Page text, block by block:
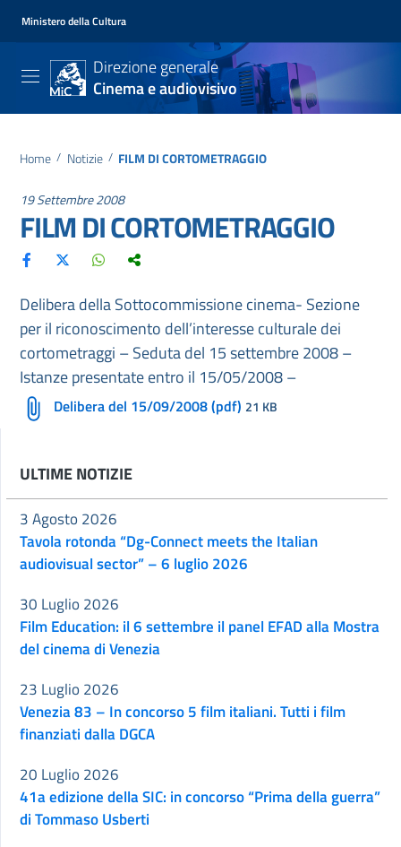
Ministero della Cultura
Direzione generale
Cinema e audiovisivo
Home / Notizie / FILM DI CORTOMETRAGGIO
19 Settembre 2008
FILM DI CORTOMETRAGGIO
Delibera della Sottocommissione cinema- Sezione
per il riconoscimento dell’interesse culturale dei
cortometraggi – Seduta del 15 settembre 2008 –
Istanze presentate entro il 15/05/2008 –
Delibera del 15/09/2008 (pdf) 21 KB
ULTIME NOTIZIE
Tavola rotonda “Dg-Connect meets the Italian
audiovisual sector” – 6 luglio 2026
3 Agosto 2026
Film Education: il 6 settembre il panel EFAD alla Mostra
del cinema di Venezia
30 Luglio 2026
Venezia 83 – In concorso 5 film italiani. Tutti i film
finanziati dalla DGCA
23 Luglio 2026
41a edizione della SIC: in concorso “Prima della guerra”
di Tommaso Usberti
20 Luglio 2026